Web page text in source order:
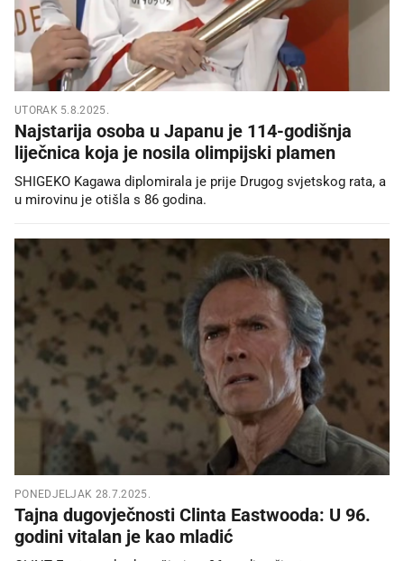
UTORAK 5.8.2025.
Najstarija osoba u Japanu je 114-godišnja
liječnica koja je nosila olimpijski plamen
SHIGEKO Kagawa diplomirala je prije Drugog svjetskog rata, a
u mirovinu je otišla s 86 godina.
PONEDJELJAK 28.7.2025.
Tajna dugovječnosti Clinta Eastwooda: U 96.
godini vitalan je kao mladić